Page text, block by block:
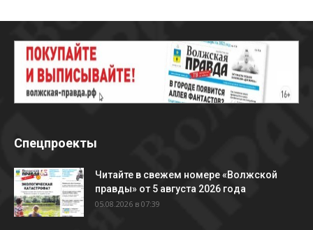
Спецпроекты
Читайте в свежем номере «Волжской
правды» от 5 августа 2026 года
05.08.2026 в 07:39